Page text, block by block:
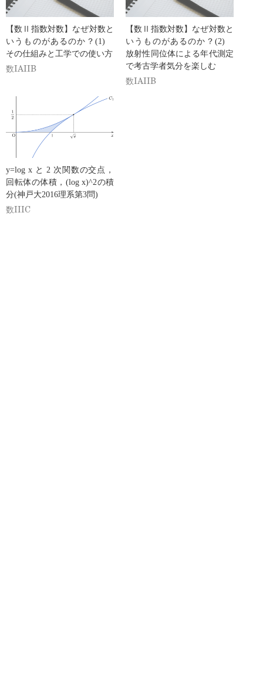
【数Ⅱ指数対数】なぜ対数と
いうものがあるのか？(1)
その仕組みと工学での使い方
数IAIIB
【数Ⅱ指数対数】なぜ対数と
いうものがあるのか？(2)
放射性同位体による年代測定
で考古学者気分を楽しむ
数IAIIB
y=log x と 2 次関数の交点，
回転体の体積，(log x)^2の積
分(神戸大2016理系第3問)
数IIIC